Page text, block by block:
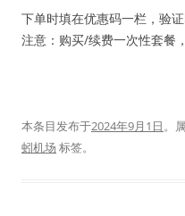
下单时填在优惠码一栏，验证
注意：购买/续费一次性套餐
本条目发布于2024年9月1日。
蚓机场 标签。